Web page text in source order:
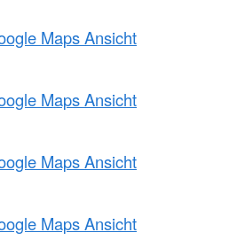
Maps Ansicht
Maps Ansicht
Maps Ansicht
Maps Ansicht